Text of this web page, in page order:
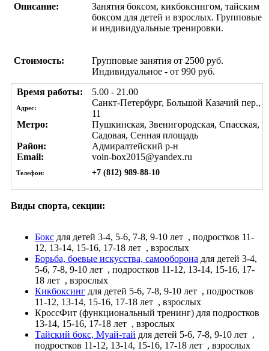
Описание:
Занятия боксом, кикбоксингом, тайским
боксом для детей и взрослых. Групповые
и индивидуальные тренировки.
Стоимость:
Групповые занятия от 2500 руб.
Индивидуальное - от 990 руб.
Время работы:
5.00 - 21.00
Адрес:
Санкт-Петербург, Большой Казачий пер.,
11
Метро:
Пушкинская, Звенигородская, Спасская,
Садовая, Сенная площадь
Район:
Адмиралтейский р-н
Email:
voin-box2015@yandex.ru
Телефон: +7 (812) 989-88-10
Виды спорта, секции:
Бокс для детей 3-4, 5-6, 7-8, 9-10 лет , подростков 11-
12, 13-14, 15-16, 17-18 лет , взрослых
Борьба, боевые искусства, самооборона для детей 3-4,
5-6, 7-8, 9-10 лет , подростков 11-12, 13-14, 15-16, 17-
18 лет , взрослых
Кикбоксинг для детей 5-6, 7-8, 9-10 лет , подростков
11-12, 13-14, 15-16, 17-18 лет , взрослых
КроссФит (функциональный тренинг) для подростков
13-14, 15-16, 17-18 лет , взрослых
Тайский бокс, Муай-тай для детей 5-6, 7-8, 9-10 лет ,
подростков 11-12, 13-14, 15-16, 17-18 лет , взрослых